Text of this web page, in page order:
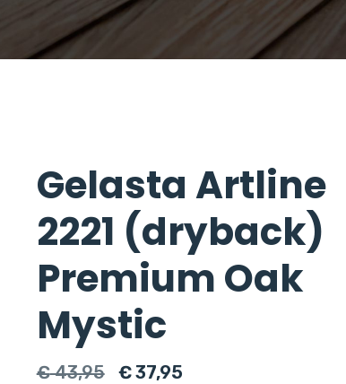
Gelasta Artline
2221 (dryback)
Premium Oak
Mystic
€43,95
Oorspronkelijke
€37,95Huidige